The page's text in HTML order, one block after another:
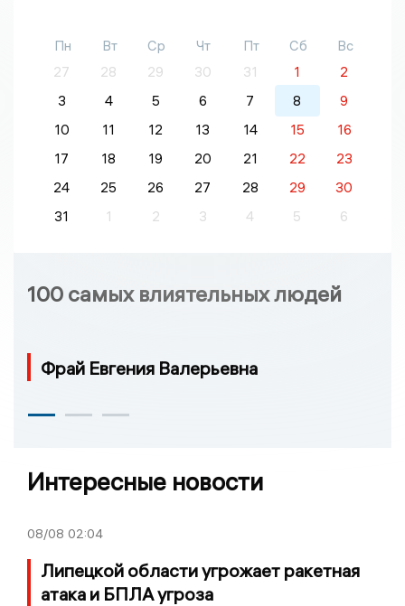
Пн Вт Ср Чт Пт Сб
Вс
27
28 29 30 31 1
2
3
4 5 6 7 8
9
10
11 12 13 14 15
16
17
18 19 20 21 22
23
24
25 26 27 28 29
30
31
1 2 3 4 5 6
100 самых влиятельных людей
Фрай Евгения Валерьевна
Интересные новости
08/08 02:04
Липецкой области угрожает ракетная
атака и БПЛА угроза